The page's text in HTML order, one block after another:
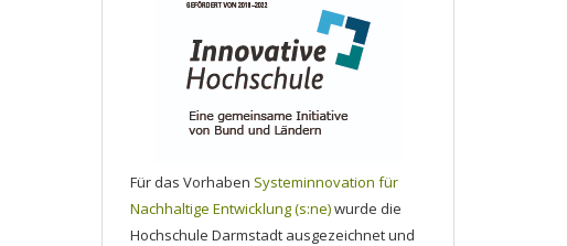
Für das Vorhaben Systeminnovation für
Nachhaltige Entwicklung (s:ne)wurde die
Hochschule Darmstadt ausgezeichnet und